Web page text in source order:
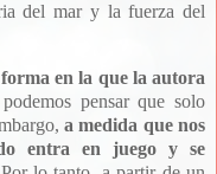
del mar y la fuerza del
en la que la autora
pensar que solo
a medida que nos
entra en juego y se